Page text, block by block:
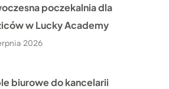
poczekalnia dla
w Lucky Academy
2026
biurowe do kancelarii